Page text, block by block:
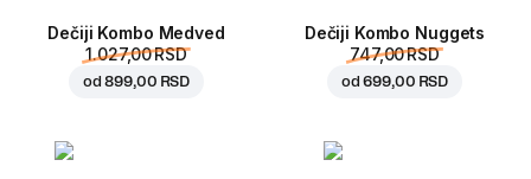
Dečiji Kombo Medved
1.027,00 RSD
od899,00 RSD
Dečiji Kombo Nuggets
747,00 RSD
od699,00 RSD